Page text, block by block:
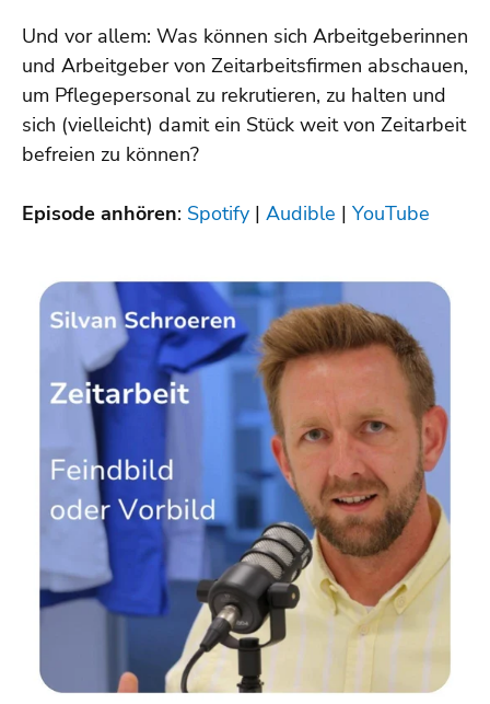
Und vor allem: Was können sich Arbeitgeberinnen
und Arbeitgeber von Zeitarbeitsfirmen abschauen,
um Pflegepersonal zu rekrutieren, zu halten und
sich (vielleicht) damit ein Stück weit von Zeitarbeit
befreien zu können?
Episode anhören: Spotify | Audible | YouTube